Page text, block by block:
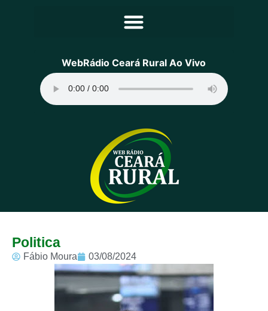
Principal
Programação
Equipe
Contato
Sobre
WebRádio Ceará Rural Ao Vivo
Politica
Fábio Moura 03/08/2024